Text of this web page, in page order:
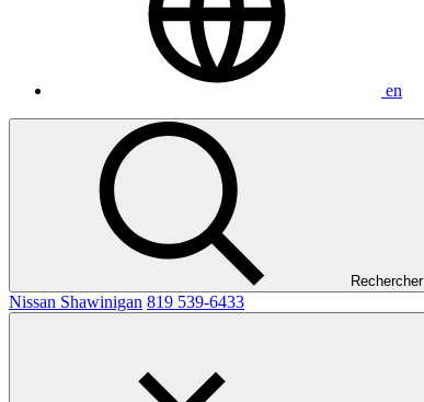
en
Rechercher
Nissan Shawinigan 819 539-6433